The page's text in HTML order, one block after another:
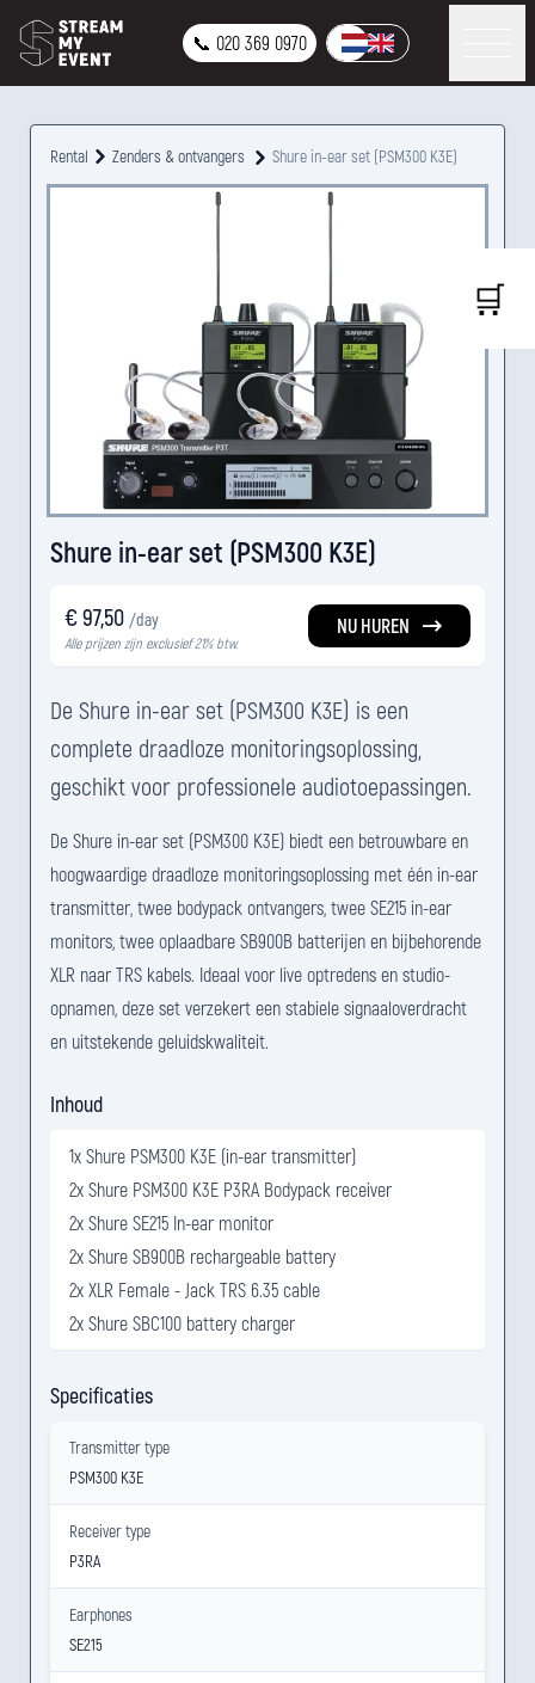
📞 020 369 0970
Rental Zenders & ontvangers Shure in-ear set (PSM300 K3E)
Shure in-ear set (PSM300 K3E)
€ 97,50 /day
Alle prijzen zijn exclusief 21% btw.
NU HUREN
De Shure in-ear set (PSM300 K3E) is een
complete draadloze monitoringsoplossing,
geschikt voor professionele audiotoepassingen.
De Shure in-ear set (PSM300 K3E) biedt een betrouwbare en
hoogwaardige draadloze monitoringsoplossing met één in-ear
transmitter, twee bodypack ontvangers, twee SE215 in-ear
monitors, twee oplaadbare SB900B batterijen en bijbehorende
XLR naar TRS kabels. Ideaal voor live optredens en studio-
opnamen, deze set verzekert een stabiele signaaloverdracht
en uitstekende geluidskwaliteit.
Inhoud
1x Shure PSM300 K3E (in-ear transmitter)
2x Shure PSM300 K3E P3RA Bodypack receiver
2x Shure SE215 In-ear monitor
2x Shure SB900B rechargeable battery
2x XLR Female - Jack TRS 6.35 cable
2x Shure SBC100 battery charger
Specificaties
Transmitter type
PSM300 K3E
Receiver type
P3RA
Earphones
SE215
🛒